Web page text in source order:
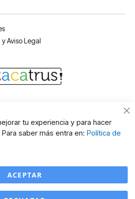
Aviso Legal
tu experiencia y para hacer
saber más entra en: Política de
ACEPTAR